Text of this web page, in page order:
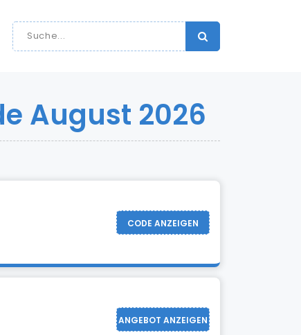
August 2026
CODE ANZEIGEN
ANGEBOT ANZEIGEN